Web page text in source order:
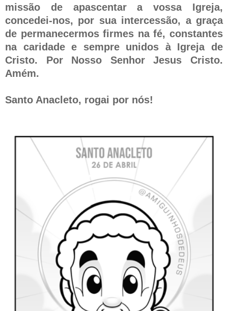
missão de apascentar a vossa Igreja,
concedei-nos, por sua intercessão, a graça
de permanecermos firmes na fé, constantes
na caridade e sempre unidos à Igreja de
Cristo. Por Nosso Senhor Jesus Cristo.
Amém.
Santo Anacleto, rogai por nós!